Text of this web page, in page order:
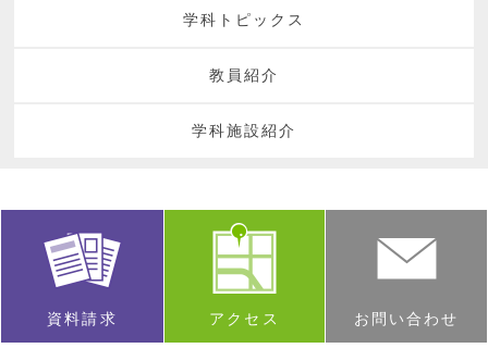
学科トピックス
教員紹介
学科施設紹介
資料請求 アクセス お問い合わせ